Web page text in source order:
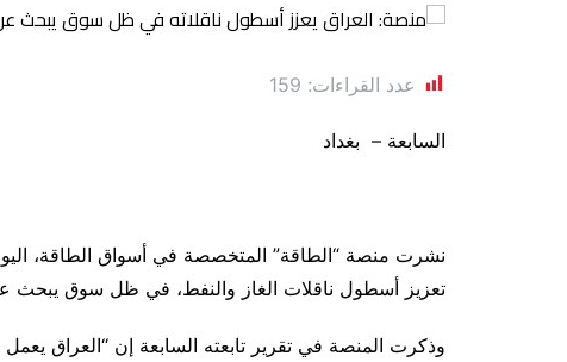
عدد القراءات: 159
السابعة – بغداد
نشرت منصة “الطاقة” المتخصصة في أسواق الطاقة،
تعزيز أسطول ناقلات الغاز والنفط، في ظل سوق يبحث
وذكرت المنصة في تقرير تابعته السابعة إن “العراق